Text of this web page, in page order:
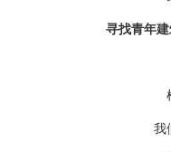
寻找青年
我